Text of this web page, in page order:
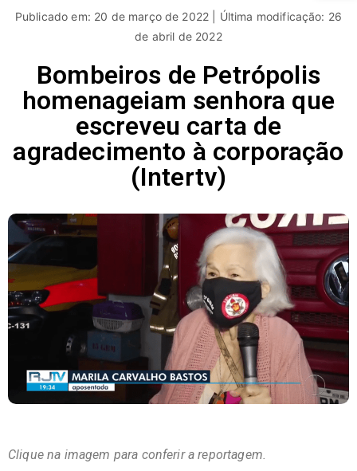
Publicado em: 20 de março de 2022 | Última modificação: 26
de abril de 2022
Bombeiros de Petrópolis
homenageiam senhora que
escreveu carta de
agradecimento à corporação
(Intertv)
Clique na imagem para conferir a reportagem.